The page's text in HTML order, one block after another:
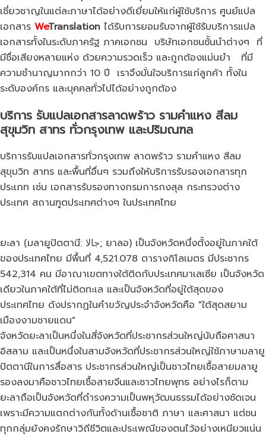
เชี่ยวชาญในแต่ละภาษาได้อย่างดีเยี่ยมให้แก่ผู้ใช้บริการ ศูนย์แปล
เอกสาร WeTranslation ได้รับการยอมรับจากผู้ใช้รับบริการแปล
เอกสารทั้งในระดับภาครัฐ ภาคเอกชน บริษัทเอกชนชั้นนำต่างๆ ที่
มีชื่อเสียงหลายแห่ง ด้วยความรวดเร็ว และถูกต้องแม่นยำ ที่มี
ความชำนาญมากกว่า 10 ปี เราจึงมั่นใจบริการแก่ลูกค้า ทั้งใน
ระดับองค์กร และบุคคลทั่วไปได้อย่างถูกต้อง
บริการ รับแปลเอกสารลาดพร้าว รามคำแหง สีลม
สุขุมวิท สาทร ทั่วกรุงเทพ และปริมณฑล
บริการรับแปลเอกสารทั่วกรุงเทพ ลาดพร้าว รามคำแหง สีลม
สุขุมวิท สาทร และพื้นที่อื่นๆ รวมถึงให้บริการรับรองเอกสารทุก
ประเภท เช่น เอกสารรับรองทางกรมการกงสุล กระทรวงต่าง
ประเทศ สถานฑูตประเทศต่างๆ ในประเทศไทย
ยะลา (มลายูปัตตานี: جالا; ยาลอ) เป็นจังหวัดหนึ่งตั้งอยู่ในภาคใต้
ของประเทศไทย มีพื้นที่ 4,521.078 ตารางกิโลเมตร มีประชากร
542,314 คน มีอาณาเขตทางใต้ติดกับประเทศมาเลเซีย เป็นจังหวัด
เดียวในภาคใต้ที่ไม่ติดทะเล และเป็นจังหวัดที่อยู่ใต้สุดของ
ประเทศไทย ดังปรากฏในคำขวัญประจำจังหวัดคือ "ใต้สุดสยาม
เมืองงามชายแดน"
จังหวัดยะลาเป็นหนึ่งในสี่จังหวัดที่ประชากรส่วนใหญ่นับถือศาสนา
อิสลาม และเป็นหนึ่งในสามจังหวัดที่ประชากรส่วนใหญ่ใช้ภาษามลายู
ปัตตานีในการสื่อสาร ประชากรส่วนใหญ่เป็นชาวไทยเชื้อสายมลายู
รองลงมาคือชาวไทยเชื้อสายจีนและชาวไทยพุทธ อย่างไรก็ตาม
ยะลาถือเป็นจังหวัดที่ดำรงความเป็นพหุวัฒนธรรมได้อย่างชัดเจน
เพราะมีความแตกต่างกันทั้งด้านเชื้อชาติ ภาษา และศาสนา แต่ชน
ทุกกลุ่มยังคงรักษาวิถีชีวิตและประเพณีของตนไว้อย่างเหนียวแน่น